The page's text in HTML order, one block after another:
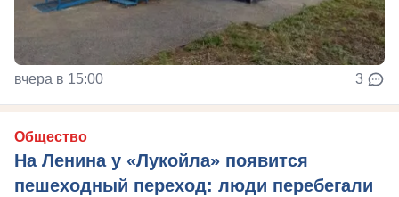
вчера в 15:00 3
Общество
На Ленина у «Лукойла» появится
пешеходный переход: люди перебегали